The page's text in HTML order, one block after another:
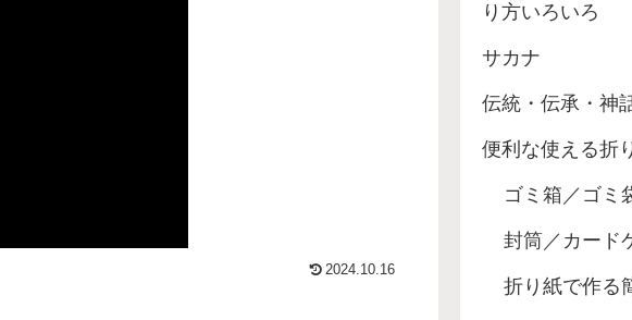
2024.10.16
り方いろいろ
サカナ
伝統・伝承・神
便利な使える折
ゴミ箱／ゴミ
封筒／カード
折り紙で作る